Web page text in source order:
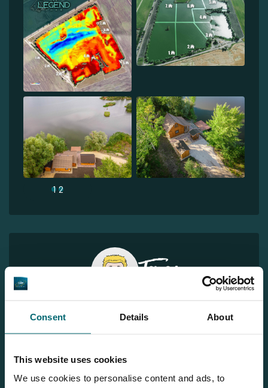
Consent Details About
This website uses cookies
We use cookies to personalise content and ads, to
1 2
Jeroen
Sie möchten weitere Informationen?
Brauchen Sie weitere Informationen über diesen See? Wir